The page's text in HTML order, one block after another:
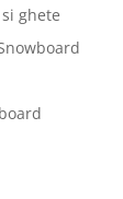
ghete